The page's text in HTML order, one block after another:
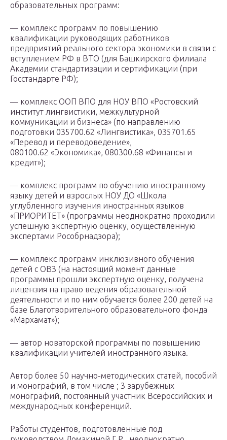
образовательных программ:
— комплекс программ по повышению
квалификации руководящих работников
предприятий реального сектора экономики в связи с
вступлением РФ в ВТО (для Башкирского филиала
Академии стандартизации и сертификации (при
Госстандарте РФ);
— комплекс ООП ВПО для НОУ ВПО «Ростовский
институт лингвистики, межкультурной
коммуникации и бизнеса» (по направлению
подготовки 035700.62 «Лингвистика», 035701.65
«Перевод и переводоведение»,
080100.62 «Экономика», 080300.68 «Финансы и
кредит»);
— комплекс программ по обучению иностранному
языку детей и взрослых НОУ ДО «Школа
углубленного изучения иностранных языков
«ПРИОРИТЕТ» (программы неоднократно проходили
успешную экспертную оценку, осуществленную
экспертами Рособрнадзора);
— комплекс программ инклюзивного обучения
детей с ОВЗ (на настоящий момент данные
программы прошли экспертную оценку, получена
лицензия на право ведения образовательной
деятельности и по ним обучается более 200 детей на
базе Благотворительного образовательного фонда
«Мархамат»);
— автор новаторской программы по повышению
квалификации учителей иностранного языка.
Автор более 50 научно-методических статей, пособий
и монографий, в том числе ; 3 зарубежных
монографий, постоянный участник Всероссийских и
международных конференций.
Работы студентов, подготовленные под